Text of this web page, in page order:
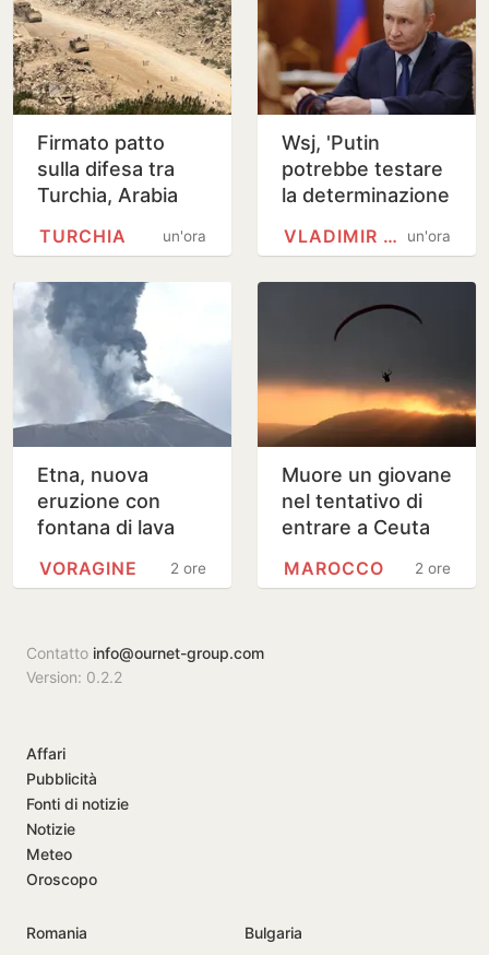
Firmato patto
sulla difesa tra
Turchia, Arabia
Pakistan
un'ora
TURCHIA
Wsj, 'Putin
potrebbe testare
la determinazione
limitato'
un'ora
VLADIMIR PUTIN
Etna, nuova
eruzione con
fontana di lava
nube vulcanica2 ore
VORAGINE
Muore un giovane
nel tentativo di
entrare a Ceuta
2 ore
MAROCCO
Contatto info@ournet-group.com
Version: 0.2.2
Affari
Pubblicità
Fonti di notizie
Notizie
Meteo
Oroscopo
Romania
Bulgaria